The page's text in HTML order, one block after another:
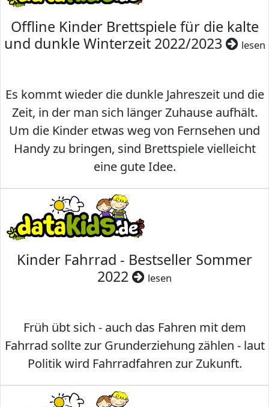
Offline Kinder Brettspiele für die kalte
und dunkle Winterzeit 2022/2023
lesen
Es kommt wieder die dunkle Jahreszeit und die
Zeit, in der man sich länger Zuhause aufhält.
Um die Kinder etwas weg von Fernsehen und
Handy zu bringen, sind Brettspiele vielleicht
eine gute Idee.
Kinder Fahrrad - Bestseller Sommer
2022
lesen
Früh übt sich - auch das Fahren mit dem
Fahrrad sollte zur Grunderziehung zählen - laut
Politik wird Fahrradfahren zur Zukunft.